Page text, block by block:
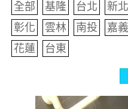
全部 基隆 台北 新北
彰化
雲林 南投 嘉義
花蓮
台東